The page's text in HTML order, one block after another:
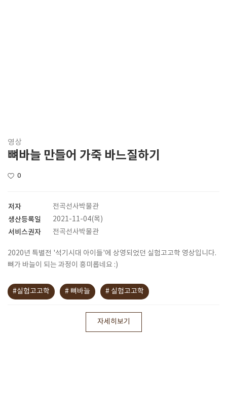
영상
뼈바늘 만들어 가죽 바느질하기
0
저자 전곡선사박물관
생산등록일 2021-11-04(목)
서비스권자 전곡선사박물관
2020년 특별전 '석기시대 아이들'에 상영되었던 실험고고학 영상입니다.
뼈가 바늘이 되는 과정이 흥미롭네요 :)
#실험고고학 # 뼈바늘 # 실험고고학
자세히보기